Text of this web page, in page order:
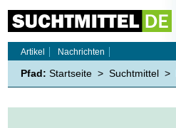
Artikel
Nachrichten
Pfad: Startseite > Suchtmittel >